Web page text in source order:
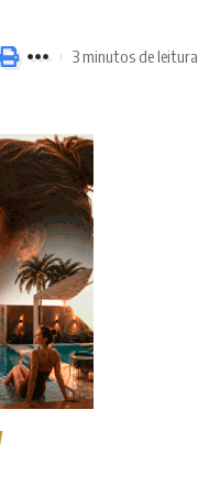
3 minutos de leitura